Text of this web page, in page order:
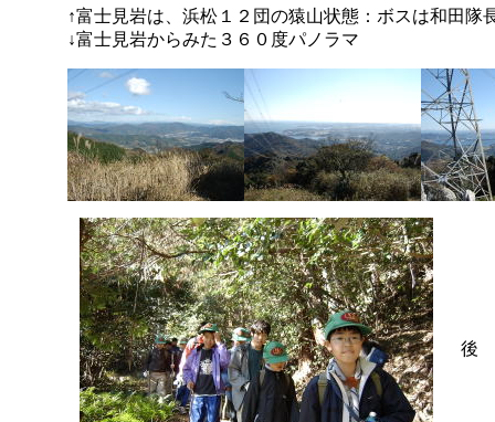
↑富士見岩は、浜松１２団の猿山状態：ボスは和田隊
↓富士見岩からみた３６０度パノラマ
後